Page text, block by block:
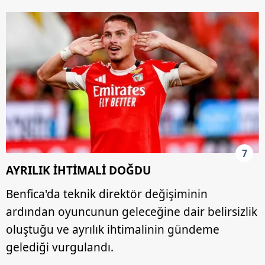
Çerezlere ilişkin tercihlerinizi aşağıda yer alan panel
vasıtasıyla belirleyebilirsiniz. Çerezlere ilişkin detaylı bilgi
için Ayarlar butonuna tıklayabilir,Çerez Bilgilendirme
Metnimiziziyaret edebilirsiniz.
6698 sayılı Kişisel Verilerin Korunması Kanunu uyarınca
hazırlanmış Aydınlatma Metnimizi okumak ve sitemizde
ilgili mevzuata uygun olarak kullanılan çerezlerle ilgili bilgi
almak için lütfentıklayınız.
7
AYRILIK İHTİMALİ DOĞDU
Benfica'da teknik direktör değişiminin
ardından oyuncunun geleceğine dair belirsizlik
oluştuğu ve ayrılık ihtimalinin gündeme
gelediği vurgulandı.